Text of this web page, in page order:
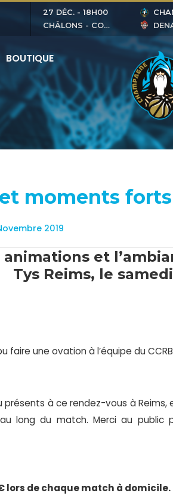
27 DÉC. - 18H00
CHÂLONS - COUBERTIN
BOUTIQUE
moments forts
2019
et
Tys Reims, le
faire une ovation à l’équipe du
présents à ce rendez-vous à
long du match. Merci au public
lors de chaque match à domicile.